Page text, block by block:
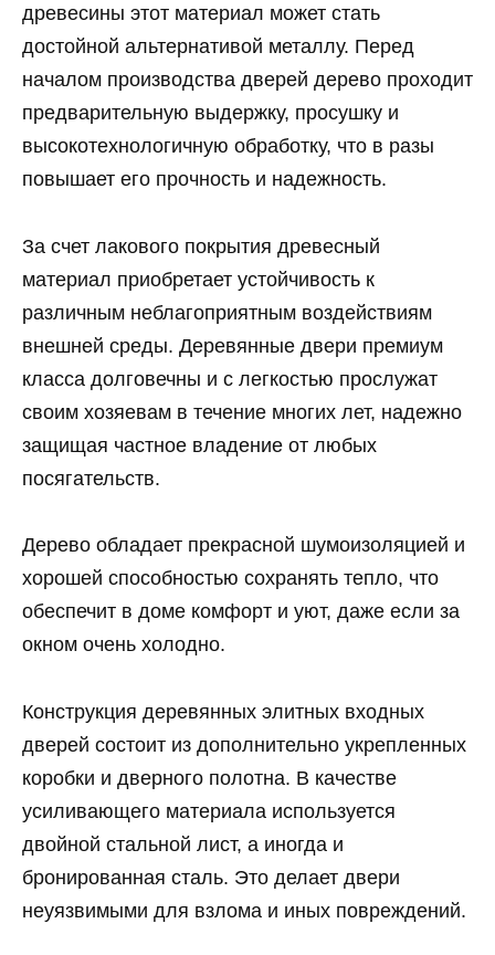
древесины этот материал может стать
достойной альтернативой металлу. Перед
началом производства дверей дерево проходит
предварительную выдержку, просушку и
высокотехнологичную обработку, что в разы
повышает его прочность и надежность.
За счет лакового покрытия древесный
материал приобретает устойчивость к
различным неблагоприятным воздействиям
внешней среды. Деревянные двери премиум
класса долговечны и с легкостью прослужат
своим хозяевам в течение многих лет, надежно
защищая частное владение от любых
посягательств.
Дерево обладает прекрасной шумоизоляцией и
хорошей способностью сохранять тепло, что
обеспечит в доме комфорт и уют, даже если за
окном очень холодно.
Конструкция деревянных элитных входных
дверей состоит из дополнительно укрепленных
коробки и дверного полотна. В качестве
усиливающего материала используется
двойной стальной лист, а иногда и
бронированная сталь. Это делает двери
неуязвимыми для взлома и иных повреждений.